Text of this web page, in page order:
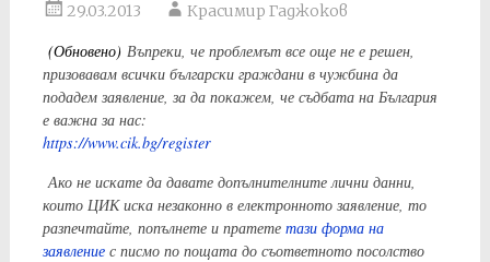
29.03.2013 Красимир Гаджоков
(Обновено) Въпреки, че проблемът все още не е решен,
призовавам всички български граждани в чужбина да
подадем заявление, за да покажем, че съдбата на България
е важна за нас:
https://www.cik.bg/register
Ако не искате да давате допълнителните лични данни,
които ЦИК иска незаконно в електронното заявление, то
разпечтайте, попълнете и пратете тази форма на
заявлениес писмо по пощата до съответното посолство